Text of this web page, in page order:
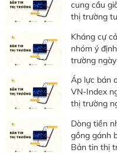
cung cầu
thị trường
Kháng cự
nhóm ý
trường
Áp lực bán
VN-Index
thị trường
Dòng tiền
gồng gánh
Bản tin thị